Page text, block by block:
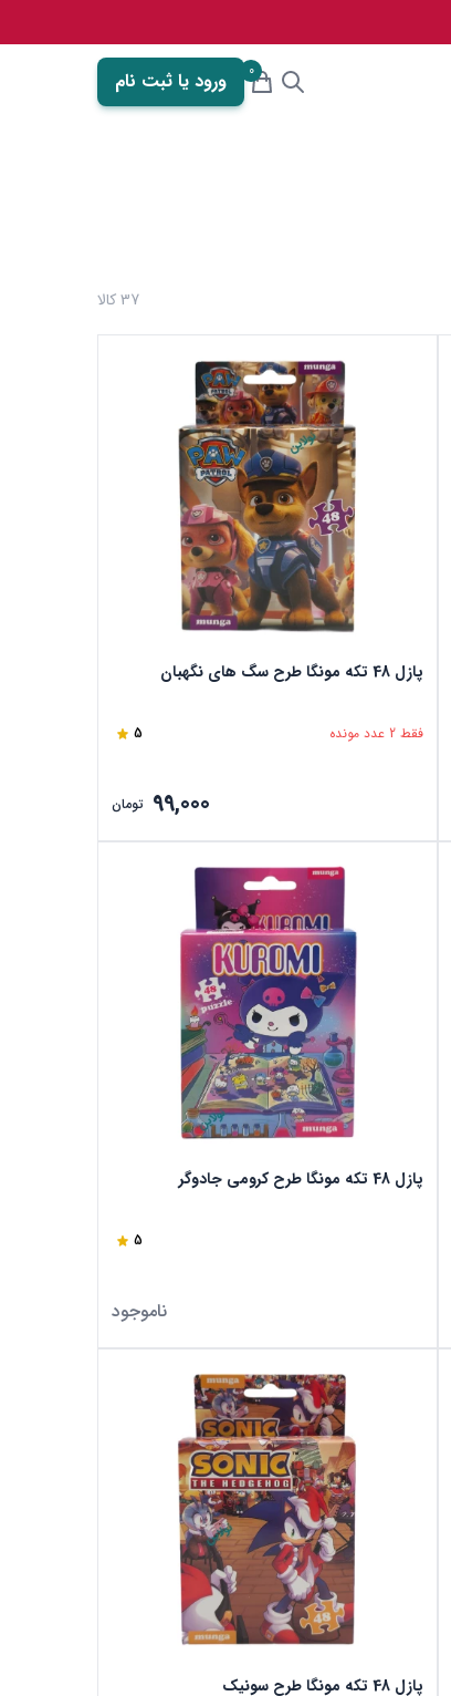
0 ورود یا ثبت نام
37 کالا
پازل 48 تکه مونگا طرح سگ های نگهبان
فقط 2 عدد مونده 5
99,000 تومان
پازل 48 تکه مونگا طرح کرومی جادوگر
5
ناموجود
پازل 48 تکه مونگا طرح سونیک